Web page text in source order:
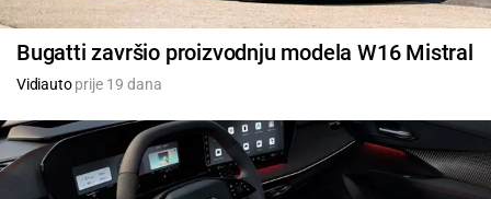
Bugatti završio proizvodnju modela W16 Mistral
Vidiautoprije 19 dana